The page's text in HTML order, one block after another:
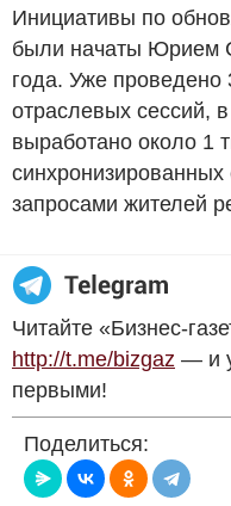
Инициативы по
были начаты Юрием
года. Уже проведено
отраслевых сессий,
выработано около 1
запросами жителей
Читайте «Бизнес-
http://t.me/bizgaz — и
первыми!
Поделиться: